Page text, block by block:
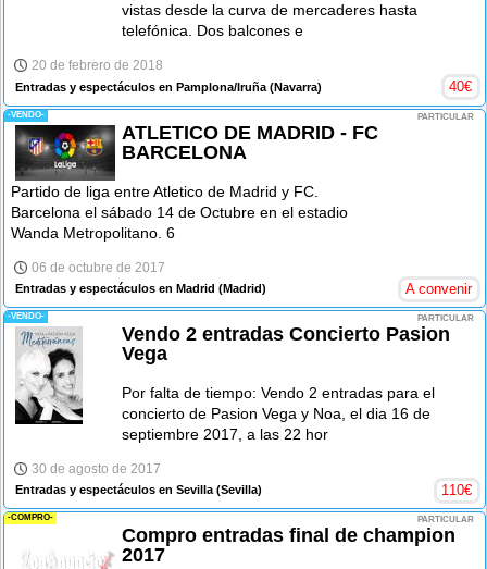
vistas desde la curva de mercaderes hasta
telefónica. Dos balcones e
20 de febrero de 2018
Entradas y espectáculos en Pamplona/Iruña (Navarra) 40€
-VENDO- PARTICULAR
ATLETICO DE MADRID - FC
BARCELONA
Partido de liga entre Atletico de Madrid y FC.
Barcelona el sábado 14 de Octubre en el estadio
Wanda Metropolitano. 6
06 de octubre de 2017
Entradas y espectáculos en Madrid (Madrid) A convenir
-VENDO- PARTICULAR
Vendo 2 entradas Concierto Pasion
Vega
Por falta de tiempo: Vendo 2 entradas para el
concierto de Pasion Vega y Noa, el dia 16 de
septiembre 2017, a las 22 hor
30 de agosto de 2017
Entradas y espectáculos en Sevilla (Sevilla) 110€
-COMPRO- PARTICULAR
Compro entradas final de champion
2017